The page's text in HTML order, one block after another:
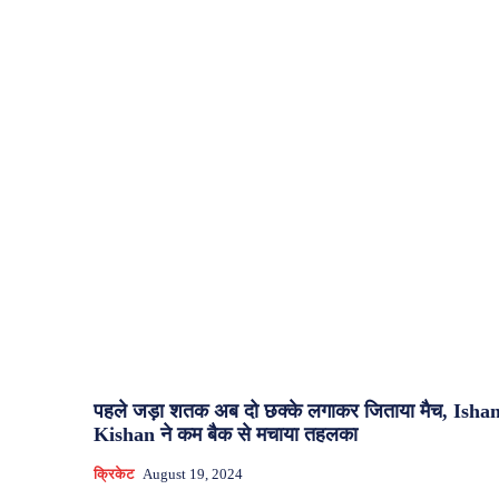
पहले जड़ा शतक अब दो छक्के लगाकर जिताया मैच,
Kishan ने कम बैक से मचाया तहलका
क्रिकेट August 19, 2024